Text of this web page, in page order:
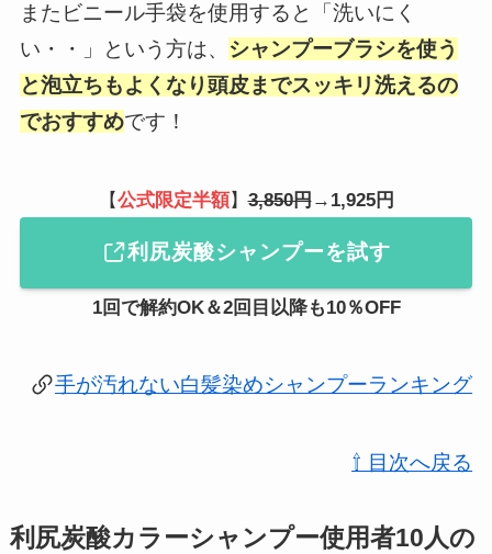
またビニール手袋を使用すると「洗いにく
い・・」という方は、 シャンプーブラシを使う
と泡立ちもよくなり頭皮までスッキリ洗えるの
でおすすめです！
【公式限定半額】3,850円→ 1,925円
利尻炭酸シャンプーを試す
1回で解約OK＆2回目以降も10％OFF
手が汚れない白髪染めシャンプーランキング
⇧ 目次へ戻る
利尻炭酸カラーシャンプー使用者10人の